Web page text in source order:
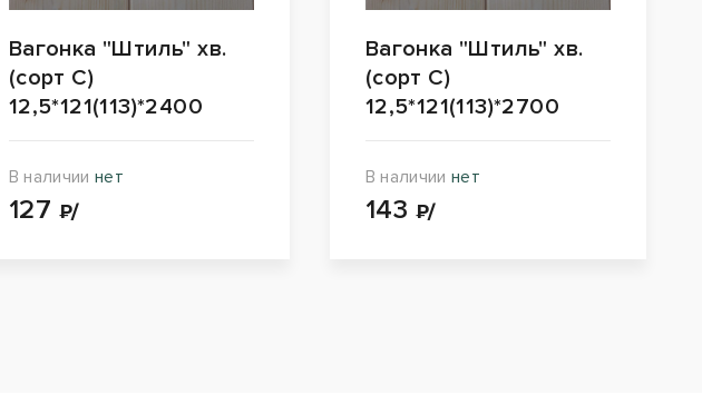
Вагонка "Штиль" хв.
(сорт С)
12,5*121(113)*2400
В наличиинет
127 ₽/
Вагонка "Штиль" хв.
(сорт С)
12,5*121(113)*2700
В наличии нет
143 ₽/